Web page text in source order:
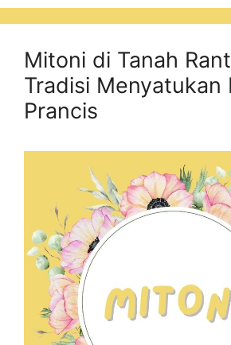
Mitoni di Tanah
Tradisi Menyatukan
Prancis